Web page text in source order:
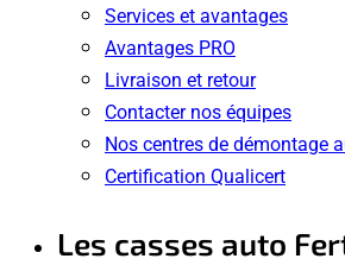
Services et avantages
Avantages PRO
Livraison et retour
Contacter nos équipes
Nos centres de démontage
Certification Qualicert
Les casses auto